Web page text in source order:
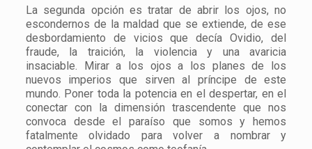
La segunda opción es tratar de abrir los ojos, no
escondernos de la maldad que se extiende, de ese
desbordamiento de vicios que decía Ovidio, del
fraude, la traición, la violencia y una avaricia
insaciable. Mirar a los ojos a los planes de los
nuevos imperios que sirven al príncipe de este
mundo. Poner toda la potencia en el despertar, en el
conectar con la dimensión trascendente que nos
convoca desde el paraíso que somos y hemos
fatalmente olvidado para volver a nombrar y